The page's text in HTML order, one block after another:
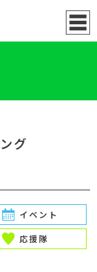
グ
イベント
応援隊